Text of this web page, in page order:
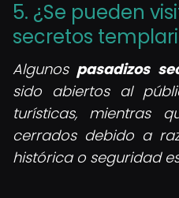
5. ¿Se pueden
secretos
Algunos pasadizos
sido abiertos al
turísticas, mientras
cerrados debido a
histórica o seguridad